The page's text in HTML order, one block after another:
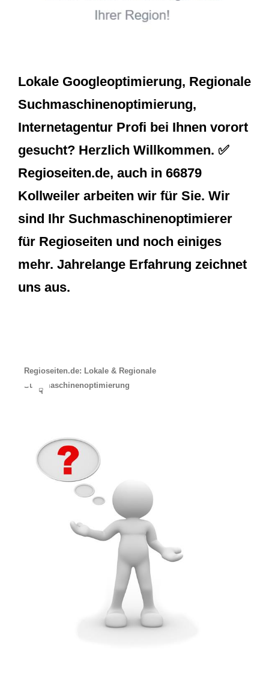
Lokale Googleoptimierung, Regionale
Suchmaschinenoptimierung,
Internetagentur Profi bei Ihnen vorort
gesucht? Herzlich Willkommen. ✅
Regioseiten.de, auch in 66879
Kollweiler arbeiten wir für Sie. Wir
sind Ihr Suchmaschinenoptimierer
für Regioseiten und noch einiges
mehr. Jahrelange Erfahrung zeichnet
uns aus.
Regioseiten.de: Lokale & Regionale
Suchmaschinenoptimierung
☟